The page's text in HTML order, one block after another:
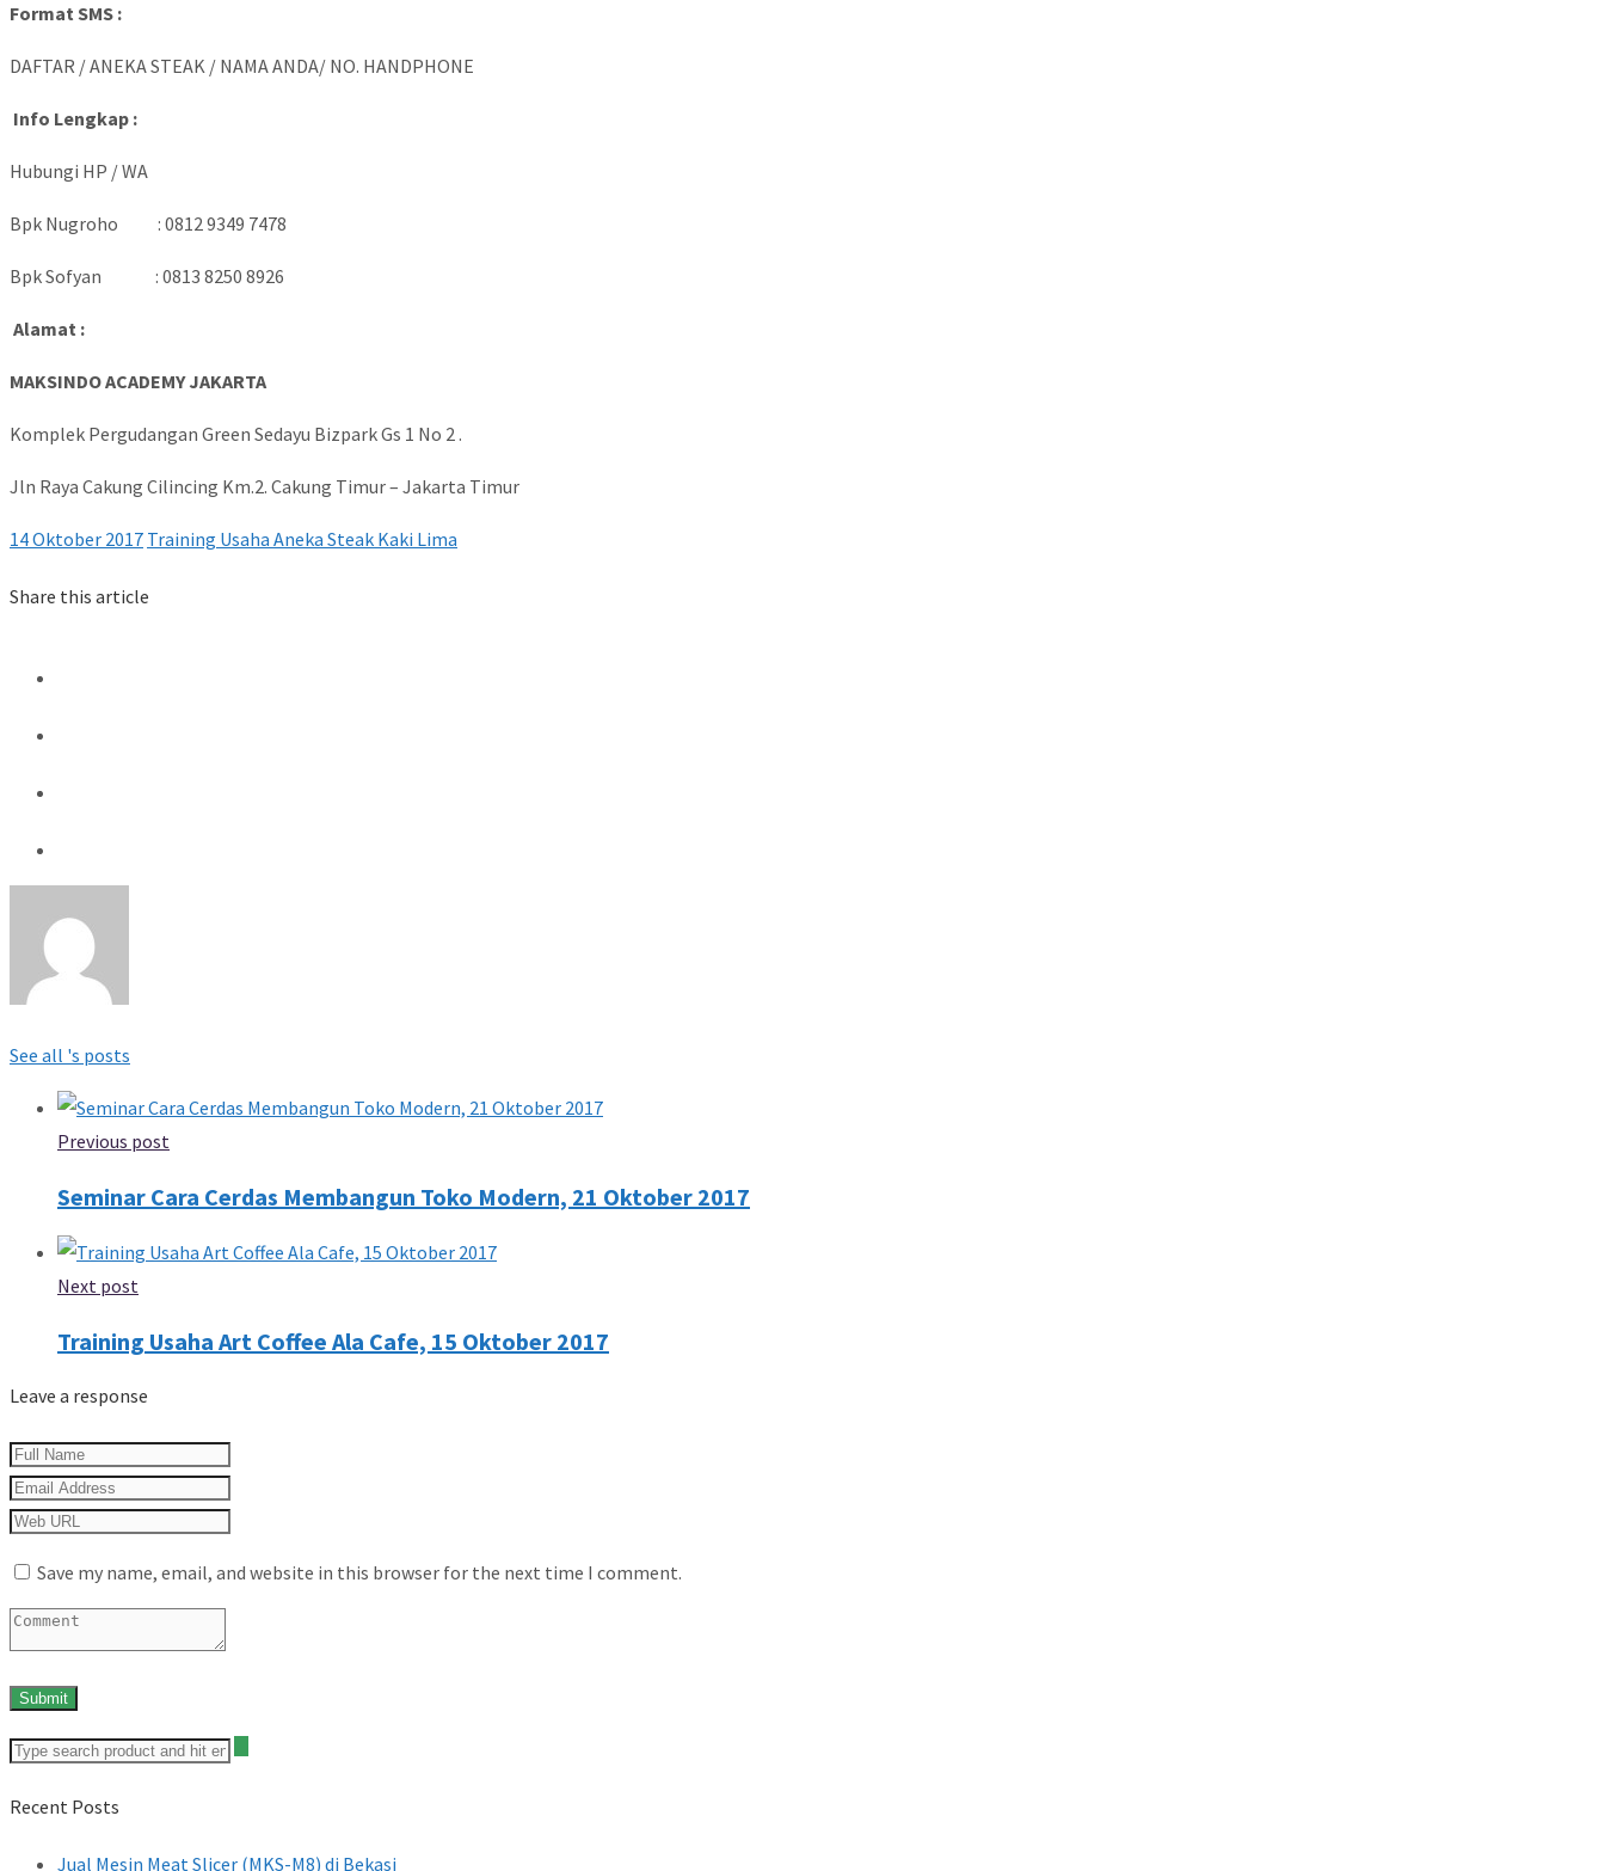
Format SMS :
DAFTAR / ANEKA STEAK / NAMA ANDA/ NO. HANDPHONE
Info Lengkap :
Hubungi HP / WA
Bpk Nugroho : 0812 9349 7478
Bpk Sofyan : 0813 8250 8926
Alamat :
MAKSINDO ACADEMY JAKARTA
Komplek Pergudangan Green Sedayu Bizpark Gs 1 No 2 .
Jln Raya Cakung Cilincing Km.2. Cakung Timur – Jakarta Timur
14 Oktober 2017 Training Usaha Aneka Steak Kaki Lima
Share this article
See all 's posts
Previous post
Seminar Cara Cerdas Membangun Toko Modern, 21 Oktober 2017
Next post
Training Usaha Art Coffee Ala Cafe, 15 Oktober 2017
Leave a response
Save my name, email, and website in this browser for the next time I comment.
Recent Posts
Jual Mesin Meat Slicer (MKS-M8) di Bekasi